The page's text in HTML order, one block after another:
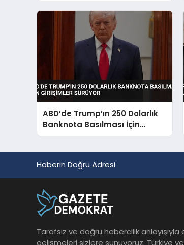
ABD’de Trump’ın 250 Dolarlık
Banknota Basılması İçin
Girişimler Sürüyor
Haberin Doğru Adresi
Tarafsız ve doğru habercilik anlayışıyla
gelişmeleri sizlere sunuyoruz. Türkiye